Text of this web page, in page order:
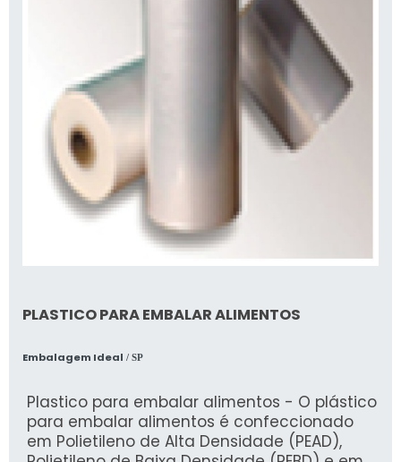
PLASTICO PARA EMBALAR ALIMENTOS
Embalagem Ideal / SP
Plastico para embalar alimentos - O plástico
para embalar alimentos é confeccionado
em Polietileno de Alta Densidade (PEAD),